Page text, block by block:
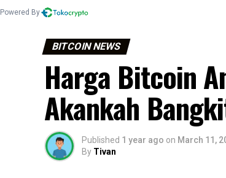
Powered By
BITCOIN NEWS
Harga Bitcoin
Akankah
Published 1 year ago on March 11,
By Tivan